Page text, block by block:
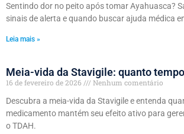
Sentindo dor no peito após tomar Ayahuasca?
sinais de alerta e quando buscar ajuda médica
Leia mais »
Meia-vida da Stavigile: quanto
16 de fevereiro de 2026
Nenhum comentário
Descubra a meia-vida da Stavigile e entenda
medicamento mantém seu efeito ativo para
o TDAH.